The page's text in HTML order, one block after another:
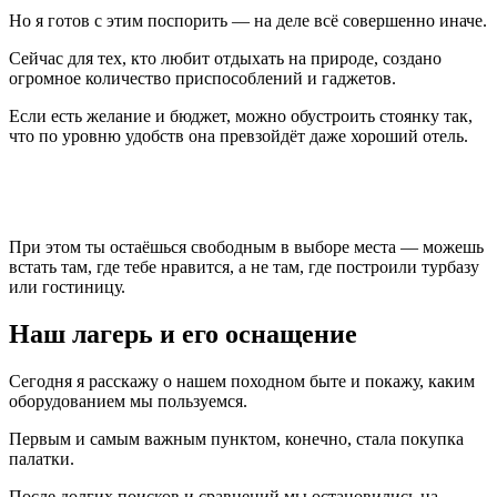
Но я готов с этим поспорить — на деле всё совершенно иначе.
Сейчас для тех, кто любит отдыхать на природе, создано
огромное количество приспособлений и гаджетов.
Если есть желание и бюджет, можно обустроить стоянку так,
что по уровню удобств она превзойдёт даже хороший отель.
При этом ты остаёшься свободным в выборе места — можешь
встать там, где тебе нравится, а не там, где построили турбазу
или гостиницу.
Наш лагерь и его оснащение
Сегодня я расскажу о нашем походном быте и покажу, каким
оборудованием мы пользуемся.
Первым и самым важным пунктом, конечно, стала покупка
палатки.